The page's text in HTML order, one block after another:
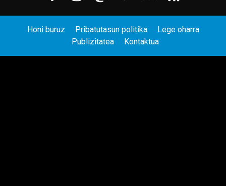
Honi buruz Pribatutasun politika
Lege oharra
Publizitatea
Kontaktua